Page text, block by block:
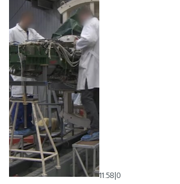
11:58 0